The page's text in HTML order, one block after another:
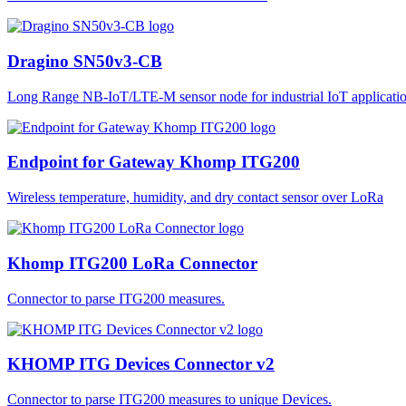
Dragino SN50v3-CB
Long Range NB-IoT/LTE-M sensor node for industrial IoT
Endpoint for Gateway Khomp ITG200
Wireless temperature, humidity, and dry contact sensor over LoRa
Khomp ITG200 LoRa Connector
Connector to parse ITG200 measures.
KHOMP ITG Devices Connector v2
Connector to parse ITG200 measures to unique Devices.